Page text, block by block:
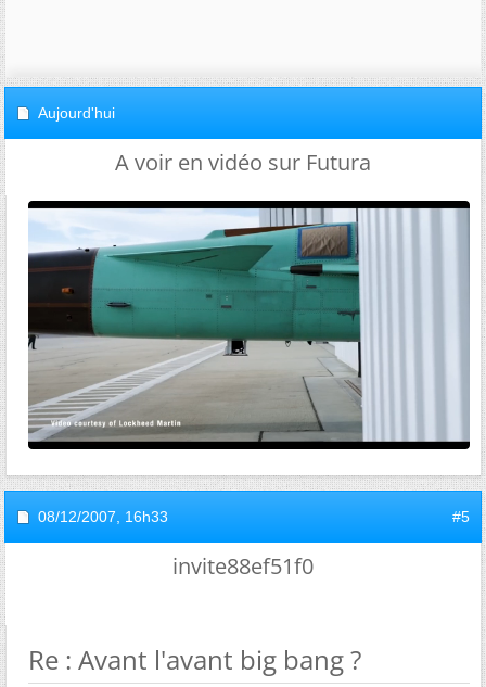
Aujourd'hui
A voir en vidéo sur Futura
08/12/2007, 16h33 #5
invite88ef51f0
Re : Avant l'avant big bang ?